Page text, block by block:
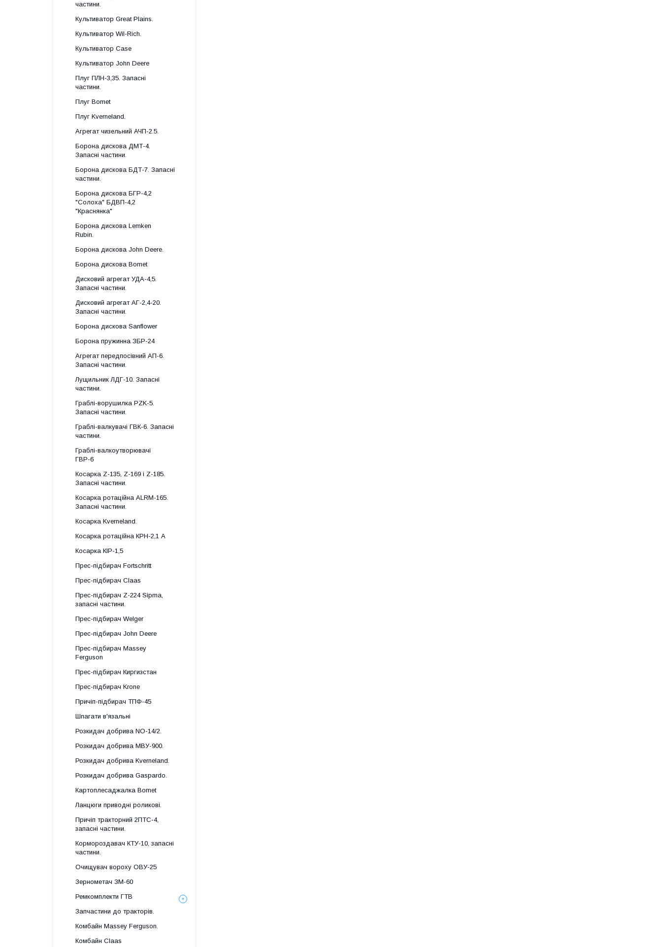
частини.
Культиватор Great Plains.
Культиватор Wil-Rich.
Культиватор Case
Культиватор John Deere
Плуг ПЛН-3,35. Запасні
частини.
Плуг Bomet
Плуг Kverneland.
Агрегат чизельний АЧП-2.5.
Борона дискова ДМТ-4.
Запасні частини.
Борона дискова БДТ-7. Запасні
частини.
Борона дискова БГР-4,2
"Солоха" БДВП-4,2
"Краснянка"
Борона дискова Lemken
Rubin.
Борона дискова John Deere.
Борона дискова Bomet
Дисковий агрегат УДА-4,5.
Запасні частини.
Дисковий агрегат АГ-2,4-20.
Запасні частини.
Борона дискова Sanflower
Борона пружинна ЗБР-24
Агрегат передпосівний АП-6.
Запасні частини.
Лущильник ЛДГ-10. Запасні
частини.
Граблі-ворушилка PZK-5.
Запасні частини.
Граблі-валкувачі ГВК-6. Запасні
частини.
Граблі-валкоутворювачі
ГВР-6
Косарка Z-135, Z-169 і Z-185.
Запасні частини.
Косарка ротаційна ALRM-165.
Запасні частини.
Косарка Kverneland.
Косарка ротаційна КРН-2,1 А
Косарка КІР-1,5
Прес-підбирач Fortschritt
Прес-підбирач Claas
Прес-підбирач Z-224 Sipma,
запасні частини.
Прес-підбирач Welger
Прес-підбирач John Deere
Прес-підбирач Massey
Ferguson
Прес-підбирач Киргизстан
Прес-підбирач Krone
Причіп-підбирач ТПФ-45
Шпагати в'язальні
Розкидач добрива NO-14/2.
Розкидач добрива МВУ-900.
Розкидач добрива Kverneland.
Розкидач добрива Gaspardo.
Картоплесаджалка Bomet
Ланцюги приводні роликові.
Причіп тракторний 2ПТС-4,
запасні частини.
Кормороздавач КТУ-10, запасні
частини.
Очищувач вороху ОВУ-25
Зернометач ЗМ-60
Ремкомплекти ГТВ
Запчастини до тракторів.
Комбайн Massey Ferguson.
Комбайн Claas